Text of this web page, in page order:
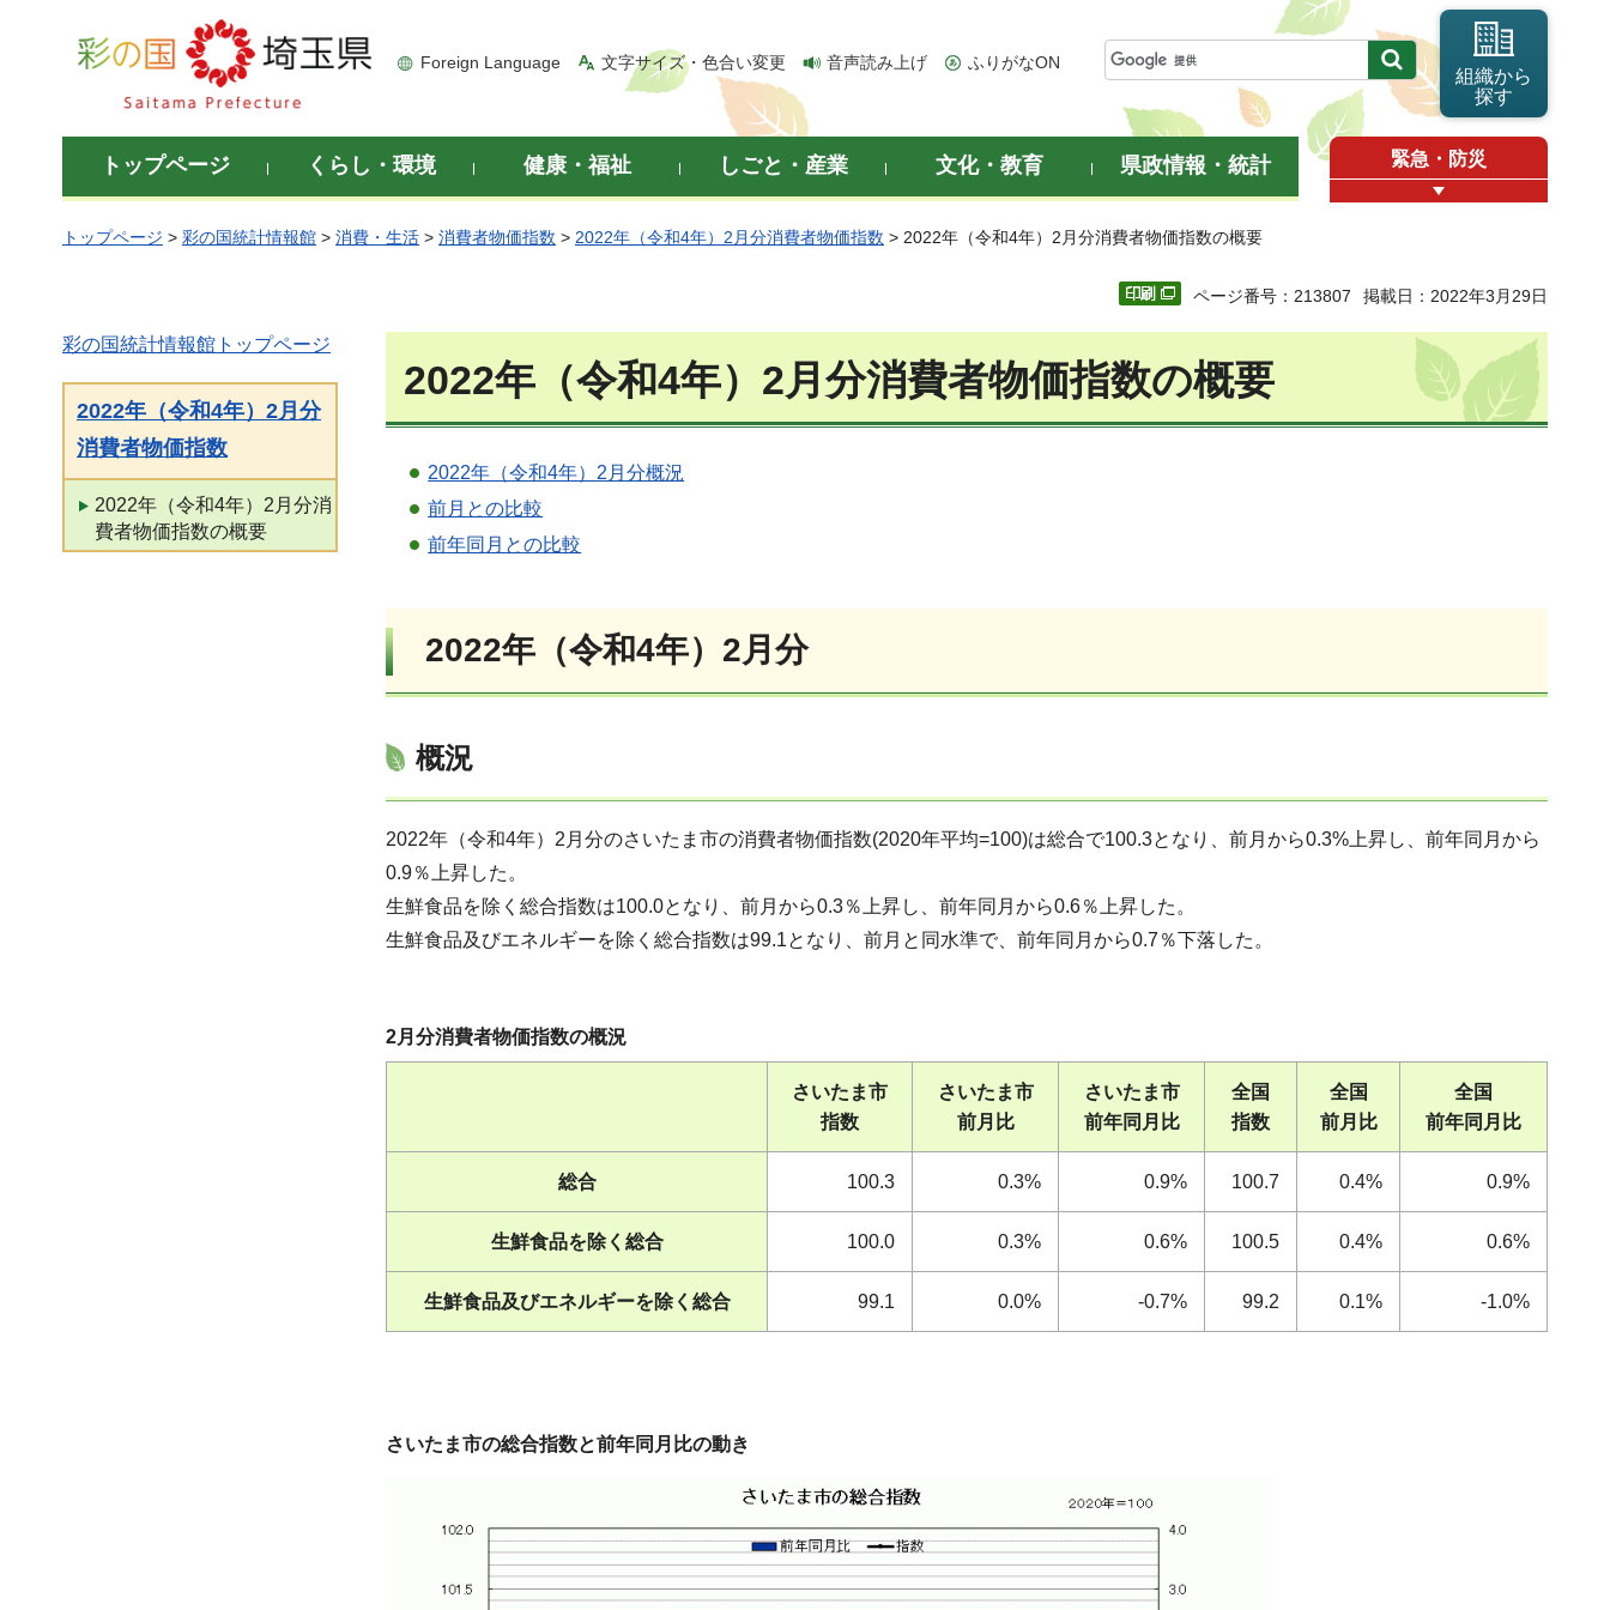
彩の国 埼玉県
Foreign Language 文字サイズ・色合い変更 音声読み上げ ふりがなON
組織から
探す
トップページ くらし・環境 健康・福祉 しごと・産業 文化・教育 県政情報・統計 緊急・防災
トップページ > 彩の国統計情報館 > 消費・生活 > 消費者物価指数 > 2022年（令和4年）2月分消費者物価指数 > 2022年（令和4年）2月分消費者物価指数の概要
ページ番号：213807 掲載日：2022年3月29日
彩の国統計情報館トップページ
2022年（令和4年）2月分
消費者物価指数
2022年（令和4年）2月分消
費者物価指数の概要
2022年（令和4年）2月分消費者物価指数の概要
2022年（令和4年）2月分概況
前月との比較
前年同月との比較
2022年（令和4年）2月分
概況
2022年（令和4年）2月分のさいたま市の消費者物価指数(2020年平均=100)は総合で100.3となり、前月から0.3%上昇し、前年同月から
0.9％上昇した。
生鮮食品を除く総合指数は100.0となり、前月から0.3％上昇し、前年同月から0.6％上昇した。
生鮮食品及びエネルギーを除く総合指数は99.1となり、前月と同水準で、前年同月から0.7％下落した。
2月分消費者物価指数の概況
さいたま市
指数
さいたま市
前月比
さいたま市
前年同月比
全国
指数
全国
前月比
全国
前年同月比
総合 100.3 0.3% 0.9% 100.7 0.4% 0.9%
生鮮食品を除く総合 100.0 0.3% 0.6% 100.5 0.4% 0.6%
生鮮食品及びエネルギーを除く総合 99.1 0.0% -0.7% 99.2 0.1% -1.0%
さいたま市の総合指数と前年同月比の動き